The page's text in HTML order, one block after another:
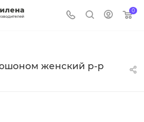
0
женский р-р